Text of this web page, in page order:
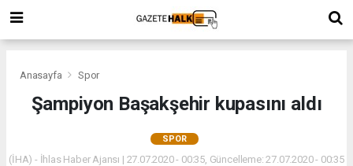
Anasayfa Spor
Şampiyon Başakşehir kupasını aldı
SPOR
(İHA) - İhlas Haber Ajansı | 27.07.2020 - 00:35, Güncelleme: 27.07.2020 - 00:35